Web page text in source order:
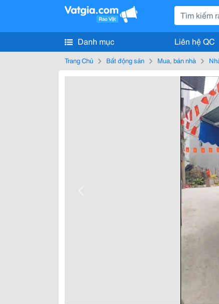
Danh mục Liên hệ QC
Trang Chủ Bất động sản Mua, bán nhà